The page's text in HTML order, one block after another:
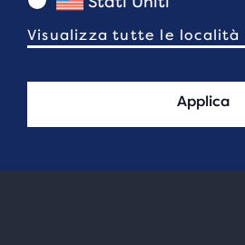
Visualizza tutte le località
Applica